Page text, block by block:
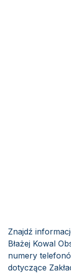
Znajdź
Błażej Kowal
numery
dotyczące